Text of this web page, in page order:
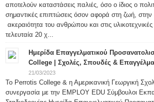
αποτελούν καταστάσεις παλιές, όσο ο ίδιος ο
σημαντικές επιπτώσεις όσον αφορά στη ζωή, στην
ακεραιότητα του ανθρώπου και στις
τελευταία 20 χ...
Ημερίδα Επαγγελματικού
College | Σχολές, Σπουδές &
21/03/2023
Το Perrotis College & η Αμερικανική Γεωργική
συνεργασία με την EMPLOY EDU Σύμβουλοι